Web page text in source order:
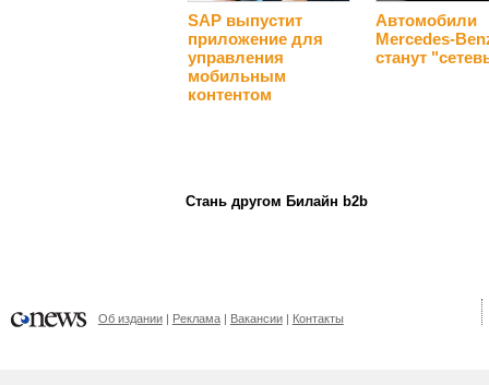
SAP выпустит
приложение для
управления
мобильным
контентом
Автомобили
Mercedes-
станут
Стань другом Билайн b2b
Об издании Реклама Вакансии Контакты